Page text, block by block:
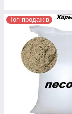
Топ продажів